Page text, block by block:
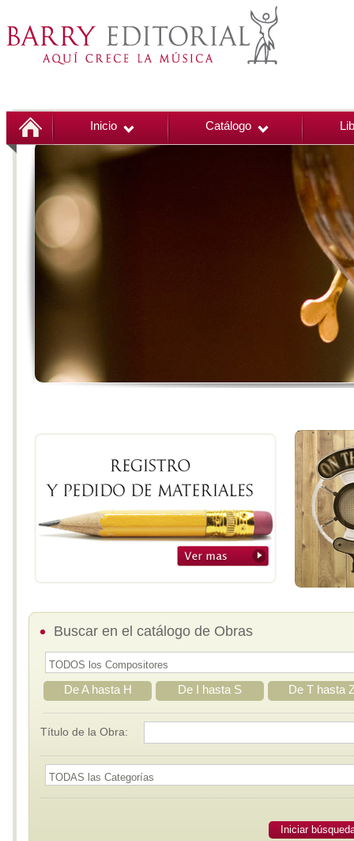
Inicio Catálogo
Buscar en el catálogo de Obras
De A hasta H De I hasta S De T hasta
Título de la Obra:
Iniciar